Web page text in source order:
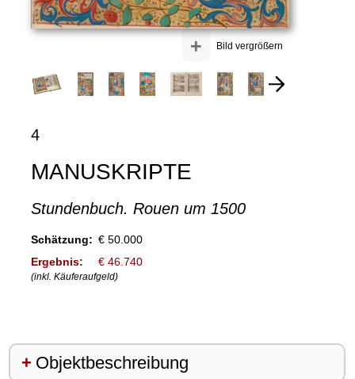
Bild vergrößern
+
4
MANUSKRIPTE
Stundenbuch. Rouen um 1500
Schätzung: € 50.000
Ergebnis:
€ 46.740
(inkl. Käuferaufgeld)
Objektbeschreibung